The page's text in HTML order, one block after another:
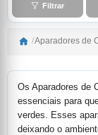
Filtrar
/Aparadores de
Os Aparadores de
essenciais para
verdes. Esses
deixando o